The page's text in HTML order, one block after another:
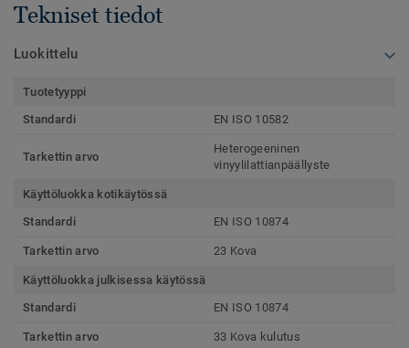
Tekniset tiedot
Luokittelu
Tuotetyyppi
Standardi
EN ISO 10582
Tarkettin arvo
Heterogeeninen
vinyylilattianpäällyste
Käyttöluokka kotikäytössä
Standardi
EN ISO 10874
Tarkettin arvo 23 Kova
Käyttöluokka julkisessa käytössä
Standardi
EN ISO 10874
Tarkettin arvo 33 Kova kulutus